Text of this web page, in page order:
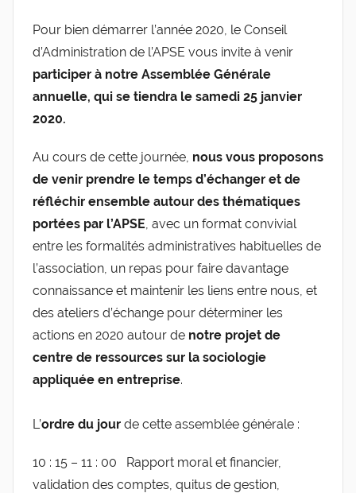
de
l'Entreprise
r
g
l
e
s
Pour bien démarrer l’année 2020, le Conseil
d’Administration de l’APSE vous invite à venir
participer à notre Assemblée Générale
annuelle, qui se tiendra le samedi 25 janvier
2020.
Au cours de cette journée, nous vous proposons
de venir prendre le temps d’échanger et de
réfléchir ensemble autour des thématiques
portées par l’APSE, avec un format convivial
entre les formalités administratives habituelles de
l’association, un repas pour faire davantage
connaissance et maintenir les liens entre nous, et
des ateliers d’échange pour déterminer les
actions en 2020 autour de notre projet de
centre de ressources sur la sociologie
appliquée en entreprise.
L’ordre du jour de cette assemblée générale :
10 : 15 – 11 : 00 Rapport moral et financier,
validation des comptes, quitus de gestion,